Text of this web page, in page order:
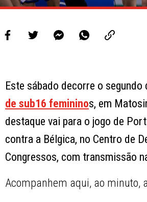
Este sábado decorre o segundo
de sub16 femininos, em
destaque vai para o jogo de
contra a Bélgica, no Centro de
Congressos, com transmissão
Acompanhem aqui, ao minuto,